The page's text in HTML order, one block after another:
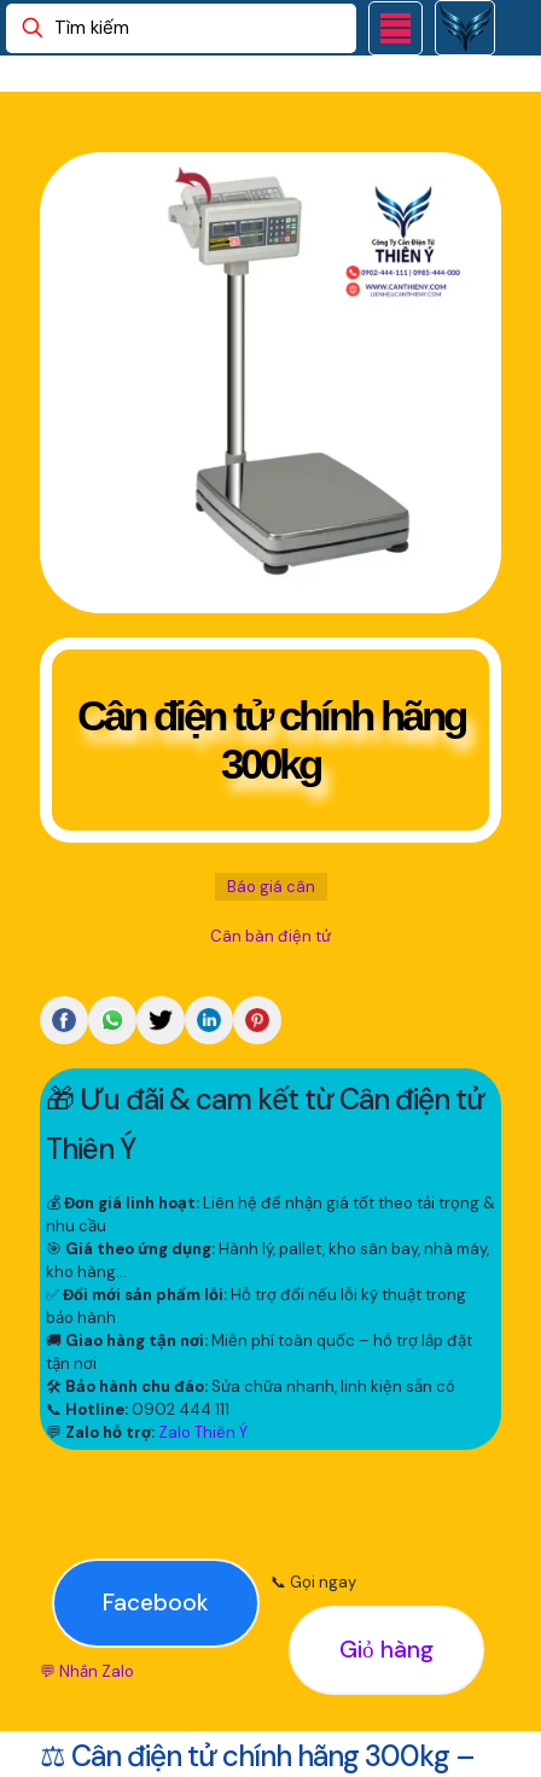
Cân điện tử chính hãng
300kg
Báo giá cân
Cân bàn điện tử
🎁 Ưu đãi & cam kết từ Cân điện tử
Thiên Ý
💰Đơn giá linh hoạt:Liên hệ để nhận giá tốt theo tải trọng &
nhu cầu
🎯 Giá theo ứng dụng:Hành lý, pallet, kho sân bay, nhà máy,
kho hàng...
✅Đổi mới sản phẩm lỗi:Hỗ trợ đổi nếu lỗi kỹ thuật trong
bảo hành
🚚 Giao hàng tận nơi:Miễn phí toàn quốc – hỗ trợ lắp đặt
tận nơi
🛠 Bảo hành chu đáo: Sửa chữa nhanh, linh kiện sẵn có
📞 Hotline: 0902 444 111
💬 Zalo hỗ trợ: Zalo Thiên Ý
Facebook
💬 Nhắn Zalo
📞 Gọi ngay
Giỏ hàng
⚖️ Cân điện tử chính hãng 300kg –